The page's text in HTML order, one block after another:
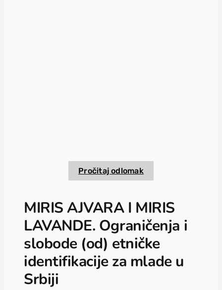
Pročitaj odlomak
MIRIS AJVARA I MIRIS
LAVANDE. Ograničenja i
slobode (od) etničke
identifikacije za mlade u
Srbiji